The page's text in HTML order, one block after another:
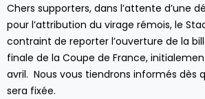
Chers supporters, dans l’attente d’une
pour l’attribution du virage rémois, le
contraint de reporter l’ouverture de la
finale de la Coupe de France,
avril. Nous vous tiendrons informés dès
sera fixée.